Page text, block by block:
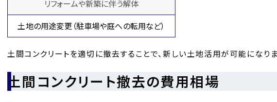
リフォームや新築に伴う解体
土地の用途変更（駐車場や庭への転用など）
土間コンクリートを適切に撤去することで、新しい土地活用が可能になりま
土間コンクリート撤去の費用相場